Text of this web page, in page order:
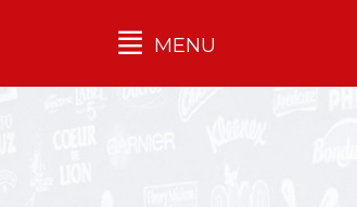
Qu'est-ce que l’Ilec
MENU